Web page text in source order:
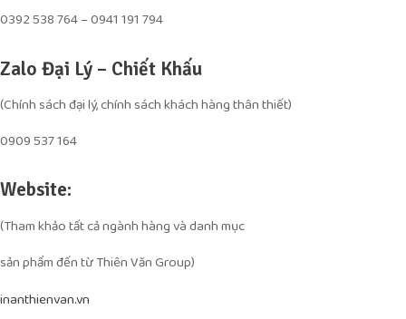
0392 538 764 – 0941 191 794
Zalo Đại Lý – Chiết Khấu
(Chính sách đại lý, chính sách khách hàng thân thiết)
0909 537 164
Website:
(Tham khảo tất cả ngành hàng và danh mục
sản phẩm đến từ Thiên Văn Group)
inanthienvan.vn